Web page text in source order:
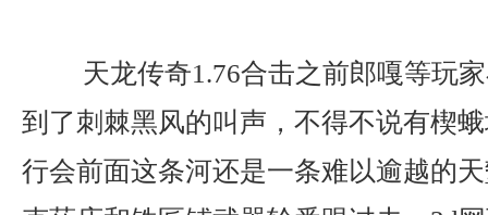
天龙传奇1.76合击之前郎嘎等玩
到了刺棘黑风的叫声，不得不说有楔
行会前面这条河还是一条难以逾越的